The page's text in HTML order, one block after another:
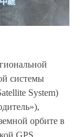
системы
System)
орбите в
GPS.